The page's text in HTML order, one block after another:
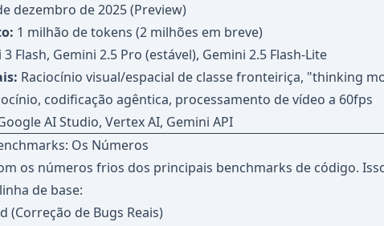
dezembro de 2025 (Preview)
1 milhão de tokens (2 milhões em breve)
3 Flash, Gemini 2.5 Pro (estável), Gemini 2.5 Flash-Lite
Raciocínio visual/espacial de classe fronteiriça, "thinking
codificação agêntica, processamento de vídeo a 60fps
AI Studio, Vertex AI, Gemini API
Os Números
os números frios dos principais benchmarks de código.
de base:
(Correção de Bugs Reais)